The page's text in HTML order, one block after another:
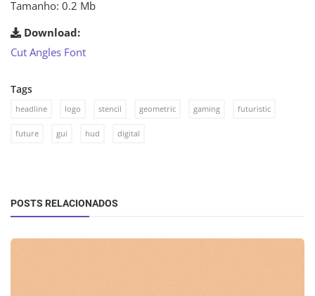
Tamanho: 0.2 Mb
Download:
Cut Angles Font
Tags
headline logo stencil geometric gaming futuristic
future gui hud digital
POSTS RELACIONADOS